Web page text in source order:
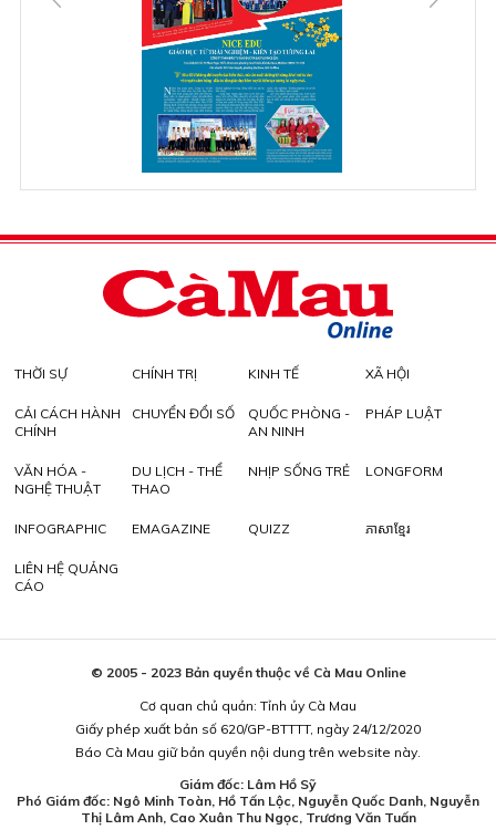
THỜI SỰ CHÍNH TRỊ KINH TẾ XÃ HỘI
CẢI CÁCH HÀNH
CHÍNH
CHUYỂN ĐỔI SỐ
QUỐC PHÒNG -
AN NINH
PHÁP LUẬT
VĂN HÓA -
NGHỆ THUẬT
DU LỊCH - THỂ
THAO
NHỊP SỐNG TRẺ LONGFORM
INFOGRAPHIC EMAGAZINE QUIZZ ភាសាខ្មែរ
LIÊN HỆ QUẢNG
CÁO
© 2005 - 2023 Bản quyền thuộc về Cà Mau Online
Cơ quan chủ quản: Tỉnh ủy Cà Mau
Giấy phép xuất bản số 620/GP-BTTTT, ngày 24/12/2020
Báo Cà Mau giữ bản quyền nội dung trên website này.
Giám đốc: Lâm Hồ Sỹ
Phó Giám đốc: Ngô Minh Toàn, Hồ Tấn Lộc, Nguyễn Quốc Danh, Nguyễn
Thị Lâm Anh, Cao Xuân Thu Ngọc, Trương Văn Tuấn